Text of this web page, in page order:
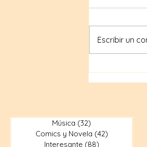
Tiendas
Escribir un
Música (32)
Comics y Novela (42)
Interesante (88)